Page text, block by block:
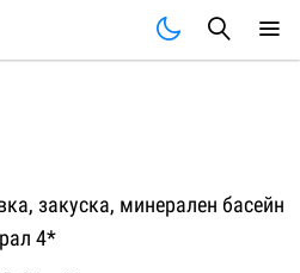
закуска, минерален басейн
4*